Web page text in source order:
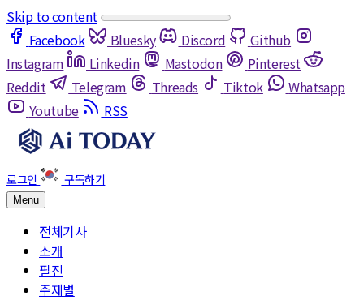
Skip to content
Facebook
Bluesky Discord
Github
Instagram
Linkedin Mastodon
Pinterest
Reddit
Telegram Threads Tiktok
Whatsapp
Youtube
RSS
Menu
전체기사
소개
필진
주제별